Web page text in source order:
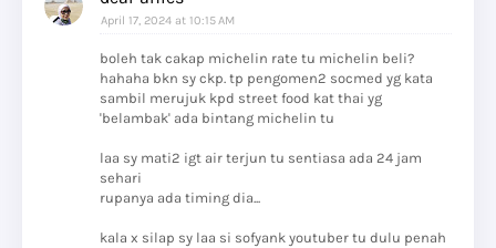
April 17, 2024 at 10:15 AM
boleh tak cakap michelin rate tu michelin beli?
hahaha bkn sy ckp. tp pengomen2 socmed yg kata
sambil merujuk kpd street food kat thai yg
'belambak' ada bintang michelin tu
laa sy mati2 igt air terjun tu sentiasa ada 24 jam
sehari
rupanya ada timing dia...
kala x silap sy laa si sofyank youtuber tu dulu penah